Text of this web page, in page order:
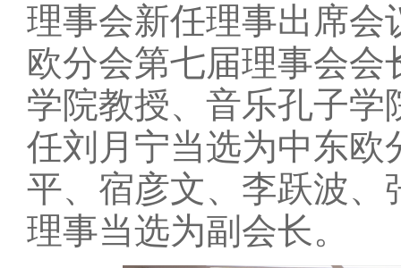
理事会新任理事出席会
欧分会第七届理事会
学院教授、音乐孔子
任刘月宁当选为中东欧
平、宿彦文、李跃波、
理事当选为副会长。